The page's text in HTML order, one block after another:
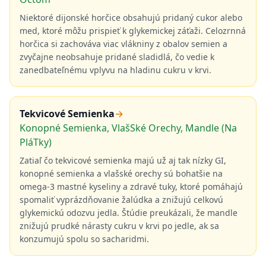
Niektoré dijonské horčice obsahujú pridaný cukor alebo
med, ktoré môžu prispieť k glykemickej záťaži. Celozrnná
horčica si zachováva viac vlákniny z obalov semien a
zvyčajne neobsahuje pridané sladidlá, čo vedie k
zanedbateľnému vplyvu na hladinu cukru v krvi.
Tekvicové Semienka→
Konopné Semienka, VlašSké Orechy, Mandle (Na
PláTky)
Zatiaľ čo tekvicové semienka majú už aj tak nízky GI,
konopné semienka a vlašské orechy sú bohatšie na
omega-3 mastné kyseliny a zdravé tuky, ktoré pomáhajú
spomaliť vyprázdňovanie žalúdka a znižujú celkovú
glykemickú odozvu jedla. Štúdie preukázali, že mandle
znižujú prudké nárasty cukru v krvi po jedle, ak sa
konzumujú spolu so sacharidmi.